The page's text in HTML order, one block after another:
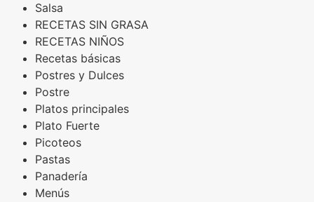
Salsa
RECETAS SIN GRASA
RECETAS NIÑOS
Recetas básicas
Postres y Dulces
Postre
Platos principales
Plato Fuerte
Picoteos
Pastas
Panadería
Menús